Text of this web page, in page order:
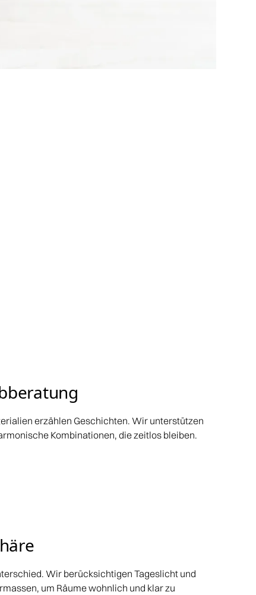
erzählen Geschichten. Wir unterstützen
Kombinationen, die zeitlos bleiben.
Wir berücksichtigen Tageslicht und
um Räume wohnlich und klar zu